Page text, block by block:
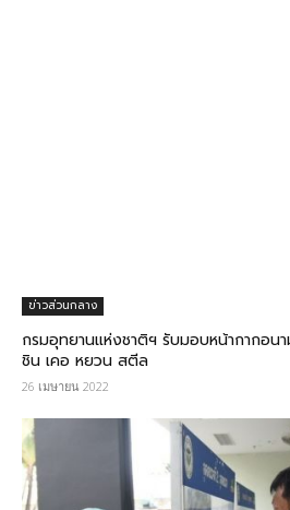
ข่าวส่วนกลาง
กรมอุทยานแห่งชาติ​ฯ​ รับมอบหน้ากากอน
ชิน เคอ หยวน สตีล
26 เมษายน 2022